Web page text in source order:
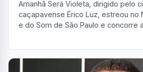
Amanhã Será Violeta, dirigido pelo
caçapavense Érico Luz, estreou no
e do Som de São Paulo e concorre